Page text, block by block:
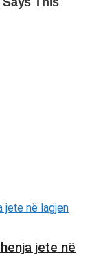
jete në